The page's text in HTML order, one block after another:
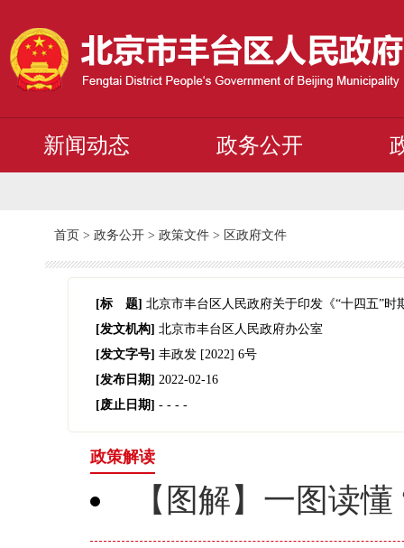
新闻动态 政务公开
首页 > 政务公开 > 政策文件 > 区政府文件
[标 题] 北京市丰台区人民政府关于印发《“十四五”
[发文机构] 北京市丰台区人民政府办公室
[发文字号] 丰政发 [2022] 6号
[发布日期] 2022-02-16
[废止日期] - - - -
政策解读
【图解】一图读